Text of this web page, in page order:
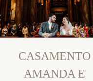
CASAMENTO
AMANDA E